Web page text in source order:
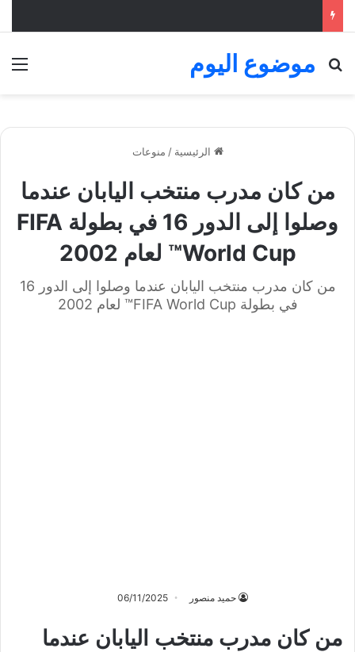
موضوع اليوم
بحث عن
الرئيسية / منوعات
من كان مدرب منتخب اليابان عندما
وصلوا إلى الدور 16 في بطولة FIFA
World Cup™ لعام 2002
من كان مدرب منتخب اليابان عندما وصلوا إلى الدور 16
في بطولة FIFA World Cup™ لعام 2002
حميد منصور 06/11/2025
من كان مدرب منتخب اليابان عندما